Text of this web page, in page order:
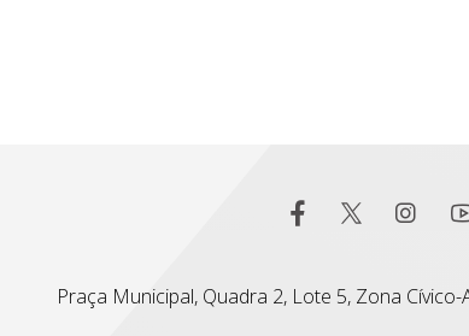
Praça Municipal, Quadra 2, Lote 5, Zona